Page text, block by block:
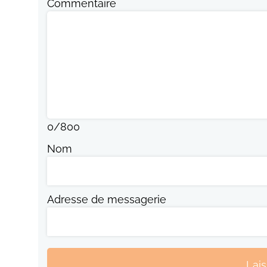
Commentaire
0/800
Nom
Adresse de messagerie